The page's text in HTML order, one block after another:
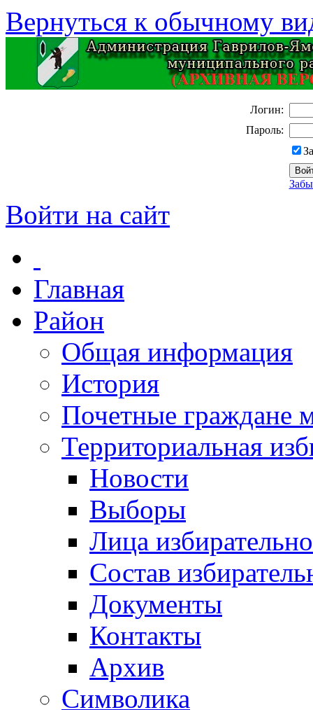
Вернуться к обычному
Логин:
Пароль:
Войти на сайт
Главная
Район
Общая информация
История
Почетные граждане
Территориальная
Новости
Выборы
Лица
Состав
Документы
Контакты
Архив
Символика